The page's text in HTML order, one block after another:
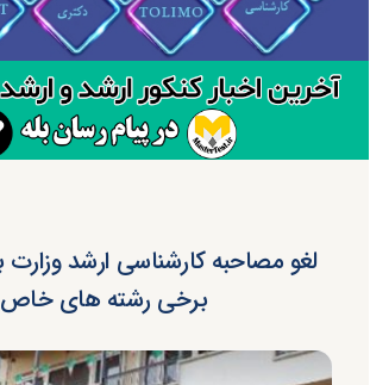
برخی رشته های خاص